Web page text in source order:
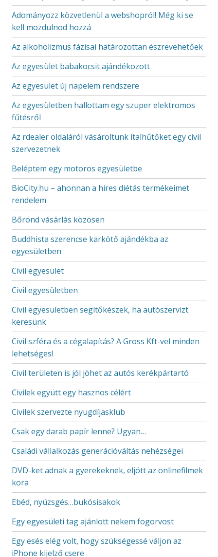
Adományozz közvetlenül a webshopról! Még ki se
kell mozdulnod hozzá
Az alkoholizmus fázisai határozottan észrevehetőek
Az egyesület babakocsit ajándékozott
Az egyesület új napelem rendszere
Az egyesületben hallottam egy szuper elektromos
fűtésről
Az rdealer oldaláról vásároltunk italhűtőket egy civil
szervezetnek
Beléptem egy motoros egyesületbe
BioCity.hu – ahonnan a híres diétás termékeimet
rendelem
Bőrönd vásárlás közösen
Buddhista szerencse karkötő ajándékba az
egyesületben
Civil egyesület
Civil egyesületben
Civil egyesületben segítőkészek, ha autószervizt
keresünk
Civil szféra és a cégalapítás? A Gross Kft-vel minden
lehetséges!
Civil területen is jól jöhet az autós kerékpártartó
Civilek együtt egy hasznos célért
Civilek szervezte nyugdíjasklub
Csak egy darab papír lenne? Ugyan…
Családi vállalkozás generációváltás nehézségei
DVD-ket adnak a gyerekeknek, eljött az onlinefilmek
kora
Ebéd, nyüzsgés…bukósisakok
Egy egyesületi tag ajánlott nekem fogorvost
Egy esés elég volt, hogy szükségessé váljon az
iPhone kijelző csere